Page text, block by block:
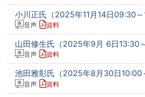
小川正氏（2025年11月14日09:30～
音声 資料
山田修生氏（2025年9月 6日13:30
音声 資料
池田雅彰氏（2025年8月30日10:00
音声 資料